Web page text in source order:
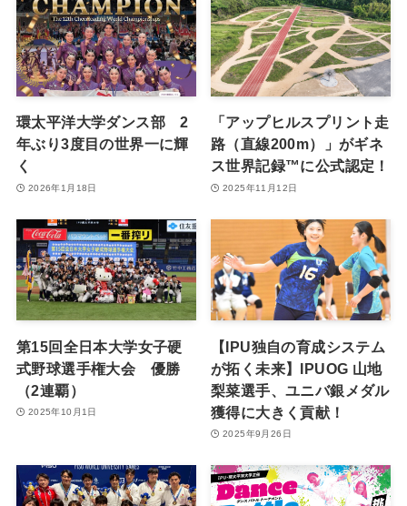
環太平洋大学ダンス部 2
年ぶり3度目の世界一に輝
く
2026年1月18日
「アップヒルスプリント走
路（直線200m）」がギネ
ス世界記録™に公式認定！
2025年11月12日
第15回全日本大学女子硬
式野球選手権大会 優勝
（2連覇）
2025年10月1日
【IPU独自の育成システム
が拓く未来】IPUOG 山地
梨菜選手、ユニバ銀メダル
獲得に大きく貢献！
2025年9月26日